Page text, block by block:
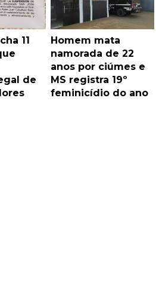
11
de
Homem mata
namorada de 22
anos por ciúmes e
MS registra 19º
feminicídio do ano